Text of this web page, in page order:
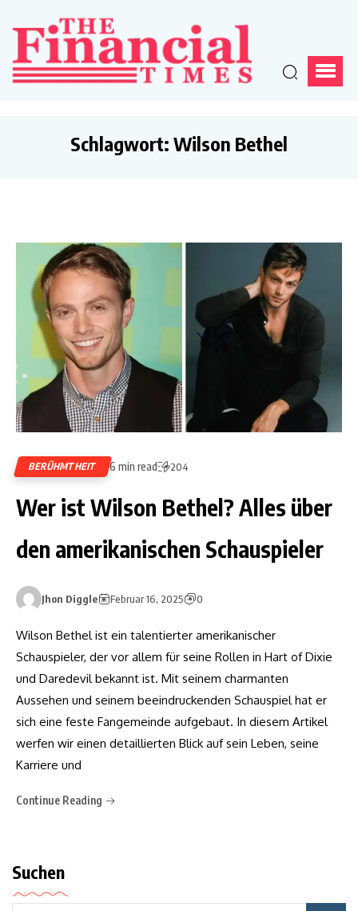
Schlagwort: Wilson Bethel
BERÜHMTHEIT 6 min read 204
Wer ist Wilson Bethel? Alles über
den amerikanischen Schauspieler
Jhon Diggle Februar 16, 2025 0
Wilson Bethel ist ein talentierter amerikanischer
Schauspieler, der vor allem für seine Rollen in Hart of Dixie
und Daredevil bekannt ist. Mit seinem charmanten
Aussehen und seinem beeindruckenden Schauspiel hat er
sich eine feste Fangemeinde aufgebaut. In diesem Artikel
werfen wir einen detaillierten Blick auf sein Leben, seine
Karriere und
Continue Reading
Suchen